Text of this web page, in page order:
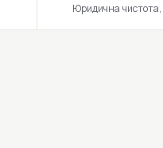
Юридична чистота,